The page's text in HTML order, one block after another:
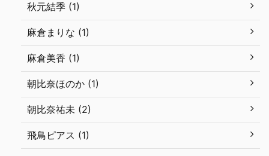
秋元結季 (1)
麻倉まりな (1)
麻倉美香 (1)
朝比奈ほのか (1)
朝比奈祐未 (2)
飛鳥ピアス (1)